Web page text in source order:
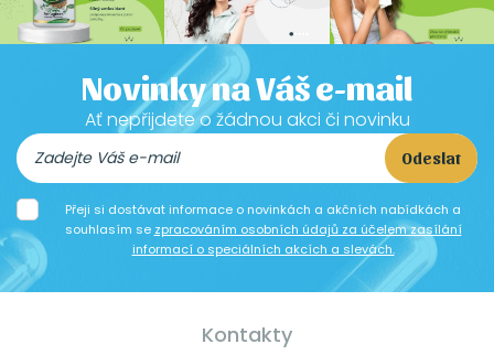
Novinky na Váš e-mail
Ať nepřijdete o žádnou akci či novinku
Odeslat
Přeji si dostávat informace o novinkách a akčních nabídkách a
souhlasím se zpracováním osobních údajů za účelem zasílání
informací o speciálních akcích a slevách.
Kontakty